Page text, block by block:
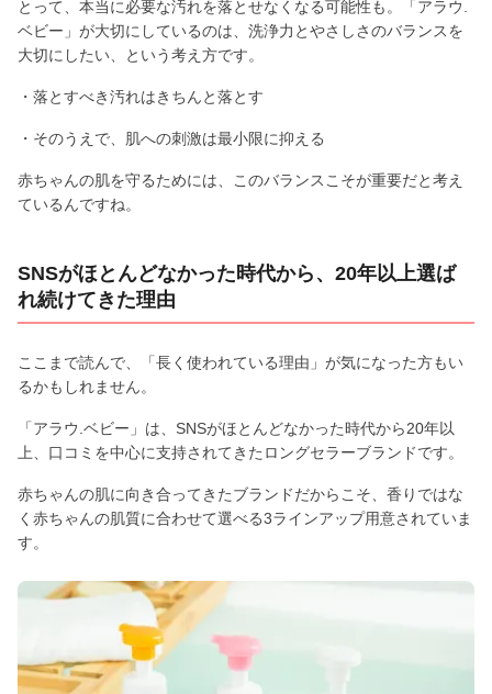
とって、本当に必要な汚れを落とせなくなる可能性も。「アラウ.
ベビー」が大切にしているのは、洗浄力とやさしさのバランスを
大切にしたい、という考え方です。
・落とすべき汚れはきちんと落とす
・そのうえで、肌への刺激は最小限に抑える
赤ちゃんの肌を守るためには、このバランスこそが重要だと考え
ているんですね。
SNSがほとんどなかった時代から、20年以上選ば
れ続けてきた理由
ここまで読んで、「長く使われている理由」が気になった方もい
るかもしれません。
「アラウ.ベビー」は、SNSがほとんどなかった時代から20年以
上、口コミを中心に支持されてきたロングセラーブランドです。
赤ちゃんの肌に向き合ってきたブランドだからこそ、香りではな
く赤ちゃんの肌質に合わせて選べる3ラインアップ用意されていま
す。